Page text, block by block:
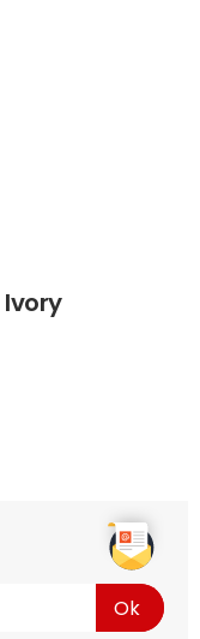
Ivory